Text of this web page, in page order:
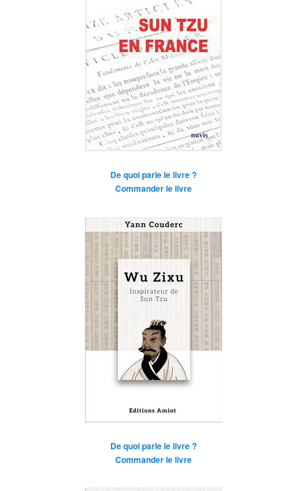
De quoi parle le livre ?
Commander le livre
De quoi parle le livre ?
Commander le livre